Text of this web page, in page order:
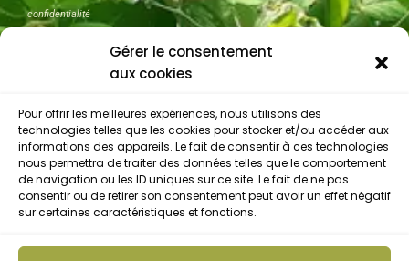
Gérer le consentement
aux cookies
Pour offrir les meilleures expériences, nous utilisons des
technologies telles que les cookies pour stocker et/ou accéder aux
informations des appareils. Le fait de consentir à ces technologies
nous permettra de traiter des données telles que le comportement
de navigation ou les ID uniques sur ce site. Le fait de ne pas
consentir ou de retirer son consentement peut avoir un effet négatif
sur certaines caractéristiques et fonctions.
CONTACT
9 rue Saint Rigomer
72210 Souligné Flacé
confidentialité
Conditions Générales